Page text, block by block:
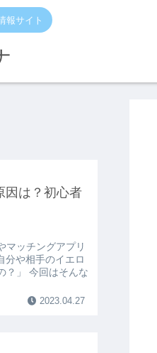
報サイト
因は？初心者
マッチングアプリ
分や相手のイエロ
？」 今回はそんな
2023.04.27